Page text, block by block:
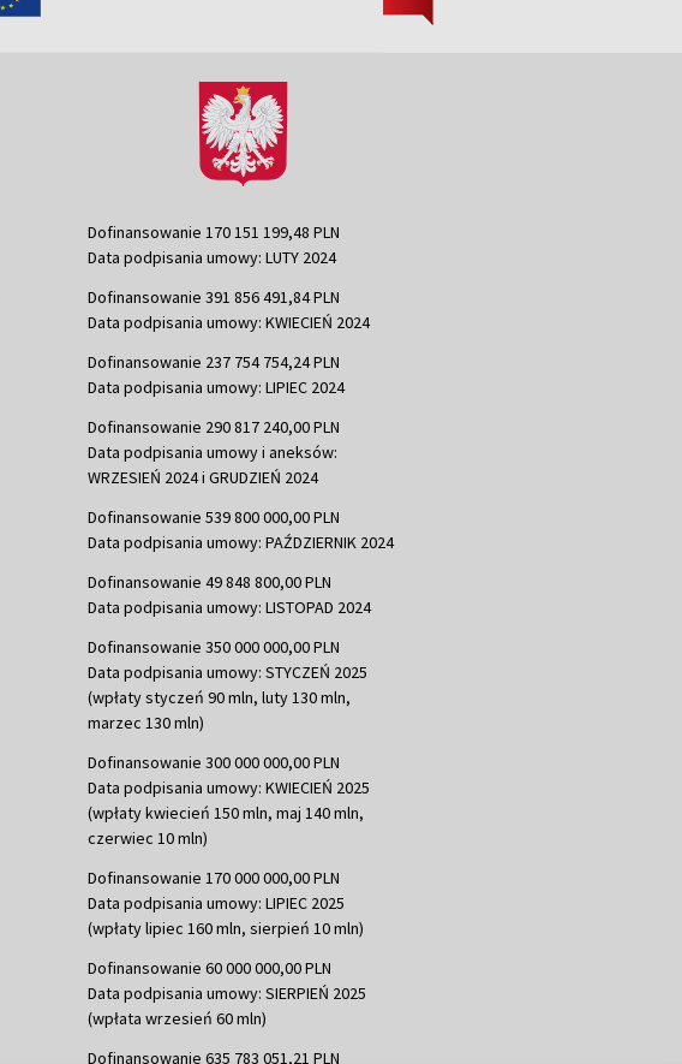
Dofinansowanie 170 151 199,48 PLN
Data podpisania umowy: LUTY 2024
Dofinansowanie 391 856 491,84 PLN
Data podpisania umowy: KWIECIEŃ 2024
Dofinansowanie 237 754 754,24 PLN
Data podpisania umowy: LIPIEC 2024
Dofinansowanie 290 817 240,00 PLN
Data podpisania umowy i aneksów:
WRZESIEŃ 2024 i GRUDZIEŃ 2024
Dofinansowanie 539 800 000,00 PLN
Data podpisania umowy: PAŹDZIERNIK 2024
Dofinansowanie 49 848 800,00 PLN
Data podpisania umowy: LISTOPAD 2024
Dofinansowanie 350 000 000,00 PLN
Data podpisania umowy: STYCZEŃ 2025
(wpłaty styczeń 90 mln, luty 130 mln,
marzec 130 mln)
Dofinansowanie 300 000 000,00 PLN
Data podpisania umowy: KWIECIEŃ 2025
(wpłaty kwiecień 150 mln, maj 140 mln,
czerwiec 10 mln)
Dofinansowanie 170 000 000,00 PLN
Data podpisania umowy: LIPIEC 2025
(wpłaty lipiec 160 mln, sierpień 10 mln)
Dofinansowanie 60 000 000,00 PLN
Data podpisania umowy: SIERPIEŃ 2025
(wpłata wrzesień 60 mln)
Dofinansowanie 635 783 051,21 PLN